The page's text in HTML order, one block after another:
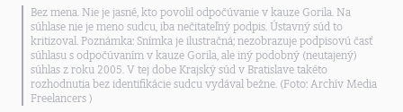
Bez mena. Nie je jasné, kto povolil odpočúvanie v kauze Gorila. Na
súhlase nie je meno sudcu, iba nečitateľný podpis. Ústavný súd to
kritizoval. Poznámka: Snímka je ilustračná; nezobrazuje podpisovú časť
súhlasu s odpočúvaním v kauze Gorila, ale iný podobný (neutajený)
súhlas z roku 2005. V tej dobe Krajský súd v Bratislave takéto
rozhodnutia bez identifikácie sudcu vydával bežne. (Foto: Archív Media
Freelancers )